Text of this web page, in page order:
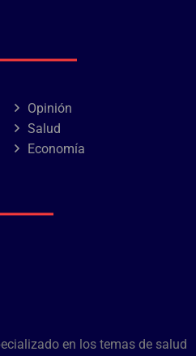
Opinión
Salud
Economía
en los temas de salud